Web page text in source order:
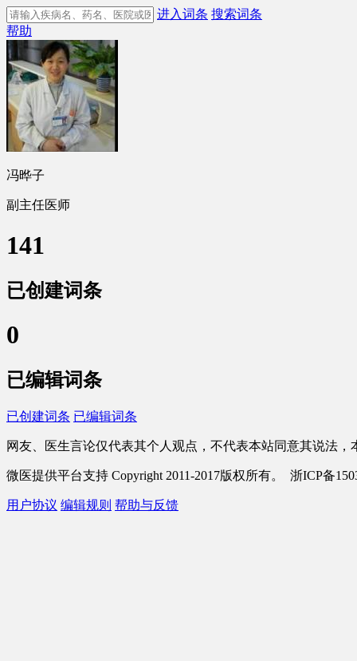
进入词条 搜索词条
帮助
冯晔子
副主任医师
141
已创建词条
0
已编辑词条
已创建词条 已编辑词条
网友、医生言论仅代表其个人观点，不代表本站同意其说法
微医提供平台支持 Copyright 2011-2017版权所有。 浙ICP备
用户协议 编辑规则 帮助与反馈